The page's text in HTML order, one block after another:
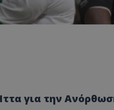
για την